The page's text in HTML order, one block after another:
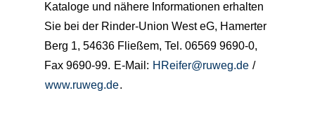
Kataloge und nähere Informationen erhalten
Sie bei der Rinder-Union West eG, Hamerter
Berg 1, 54636 Fließem, Tel. 06569 9690-0,
Fax 9690-99. E-Mail: HReifer@ruweg.de /
www.ruweg.de.